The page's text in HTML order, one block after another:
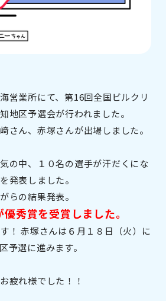
営業所にて、第16回全国ビルクリ
地区予選会が行われました。
さん、赤塚さんが出場しました。
の中、１０名の選手が汗だくにな
発表しました。
らの結果発表。
秀賞を受賞しました。
！ 赤塚さんは６月１８日（火）に
予選に進みます。
疲れ様でした！！